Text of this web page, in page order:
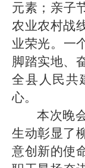
元素；亲子
农业农村战
业荣光。一
脚踏实地、
全县人民共
心。
本次晚
生动彰显了
意创新的使